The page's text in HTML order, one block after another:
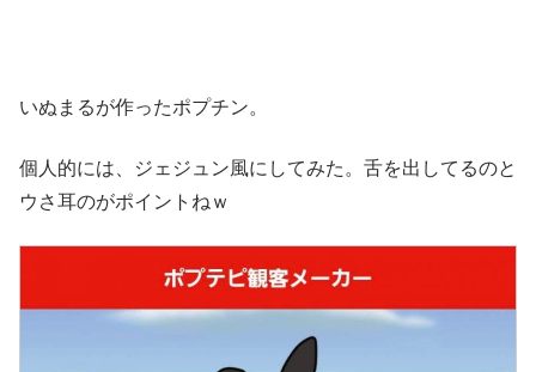
いぬまるが作ったポプチン。
個人的には、ジェジュン風にしてみた。舌を出してるのと
ウさ耳のがポイントねｗ